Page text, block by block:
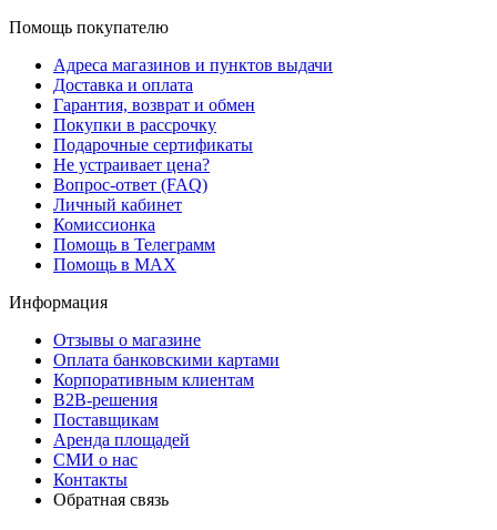
Помощь покупателю
Адреса магазинов и пунктов выдачи
Доставка и оплата
Гарантия, возврат и обмен
Покупки в рассрочку
Подарочные сертификаты
Не устраивает цена?
Вопрос-ответ (FAQ)
Личный кабинет
Комиссионка
Помощь в Телеграмм
Помощь в MAX
Информация
Отзывы о магазине
Оплата банковскими картами
Корпоративным клиентам
B2B-решения
Поставщикам
Аренда площадей
СМИ о нас
Контакты
Обратная связь